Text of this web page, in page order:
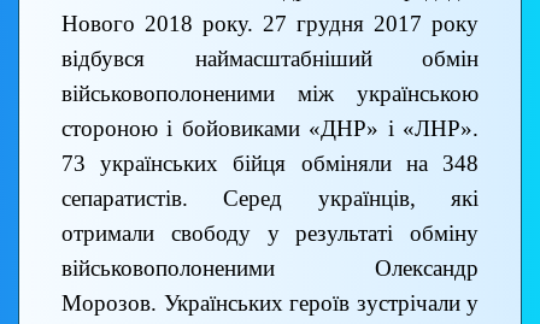
Нового 2018 року. 27 грудня 2017 року
відбувся наймасштабніший обмін
військовополоненими між українською
стороною і бойовиками «ДНР» і «ЛНР».
73 українських бійця обміняли на 348
сепаратистів. Серед українців, які
отримали свободу у результаті обміну
військовополоненими Олександр
Морозов. Українських героїв зустрічали у